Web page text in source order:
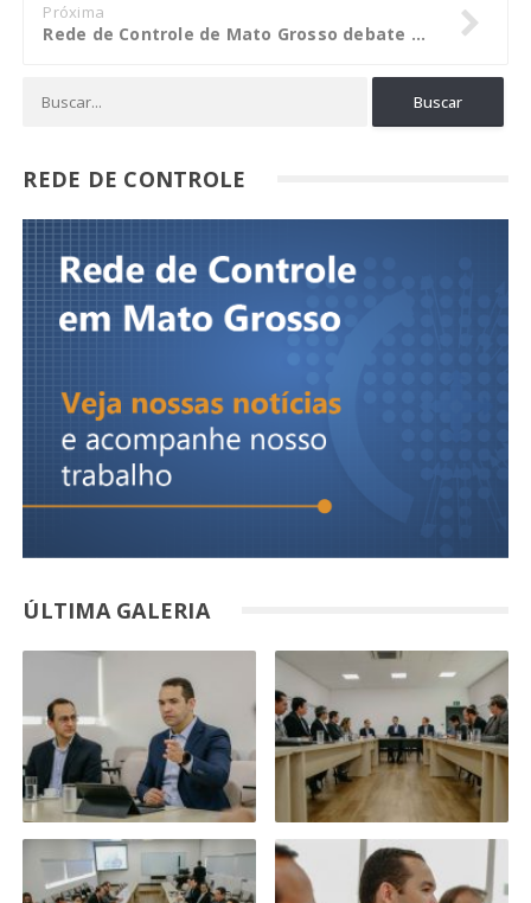
Próxima
Rede de Controle de Mato Grosso debate programas de integridade e fortalecimento do controle interno
REDE DE CONTROLE
ÚLTIMA GALERIA